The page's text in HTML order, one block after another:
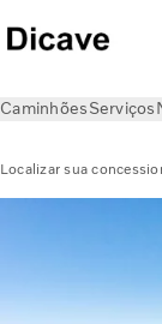
CaminhõesServiços
Localizar sua